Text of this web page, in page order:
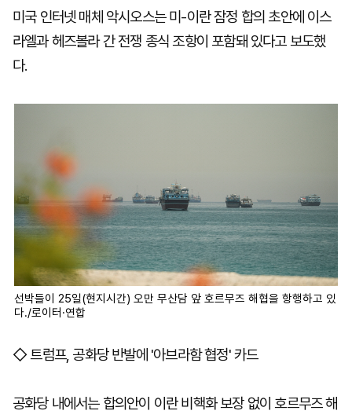
미국 인터넷 매체 악시오스는 미-이란 잠정 합의 초안에 이스
라엘과 헤즈볼라 간 전쟁 종식 조항이 포함돼 있다고 보도했
다.
선박들이 25일(현지시간) 오만 무산담 앞 호르무즈 해협을 항행하고 있
다./로이터·연합
◇ 트럼프, 공화당 반발에 '아브라함 협정' 카드
공화당 내에서는 합의안이 이란 비핵화 보장 없이 호르무즈 해